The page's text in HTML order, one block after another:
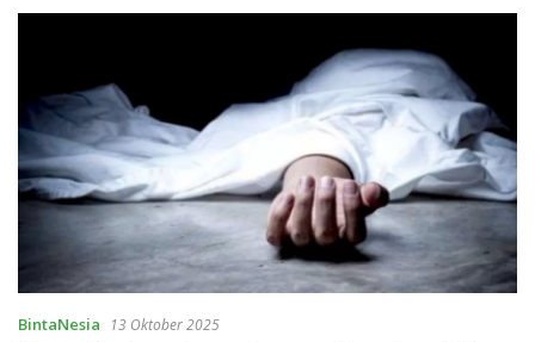
BintaNesia 13 Oktober 2025